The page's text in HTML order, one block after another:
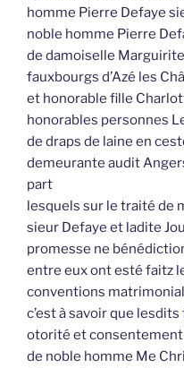
homme Pierre Defaye
noble homme Pierre
de damoiselle
fauxbourgs d’Azé les
et honorable fille
honorables personnes
de draps de laine en
demeurante audit
part
lesquels sur le traité de
sieur Defaye et ladite
promesse ne
entre eux ont esté faitz
conventions
c’est à savoir que
otorité et
de noble homme Me